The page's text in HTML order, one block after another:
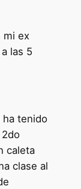
mi ex
las 5
ha tenido
caleta
clase al